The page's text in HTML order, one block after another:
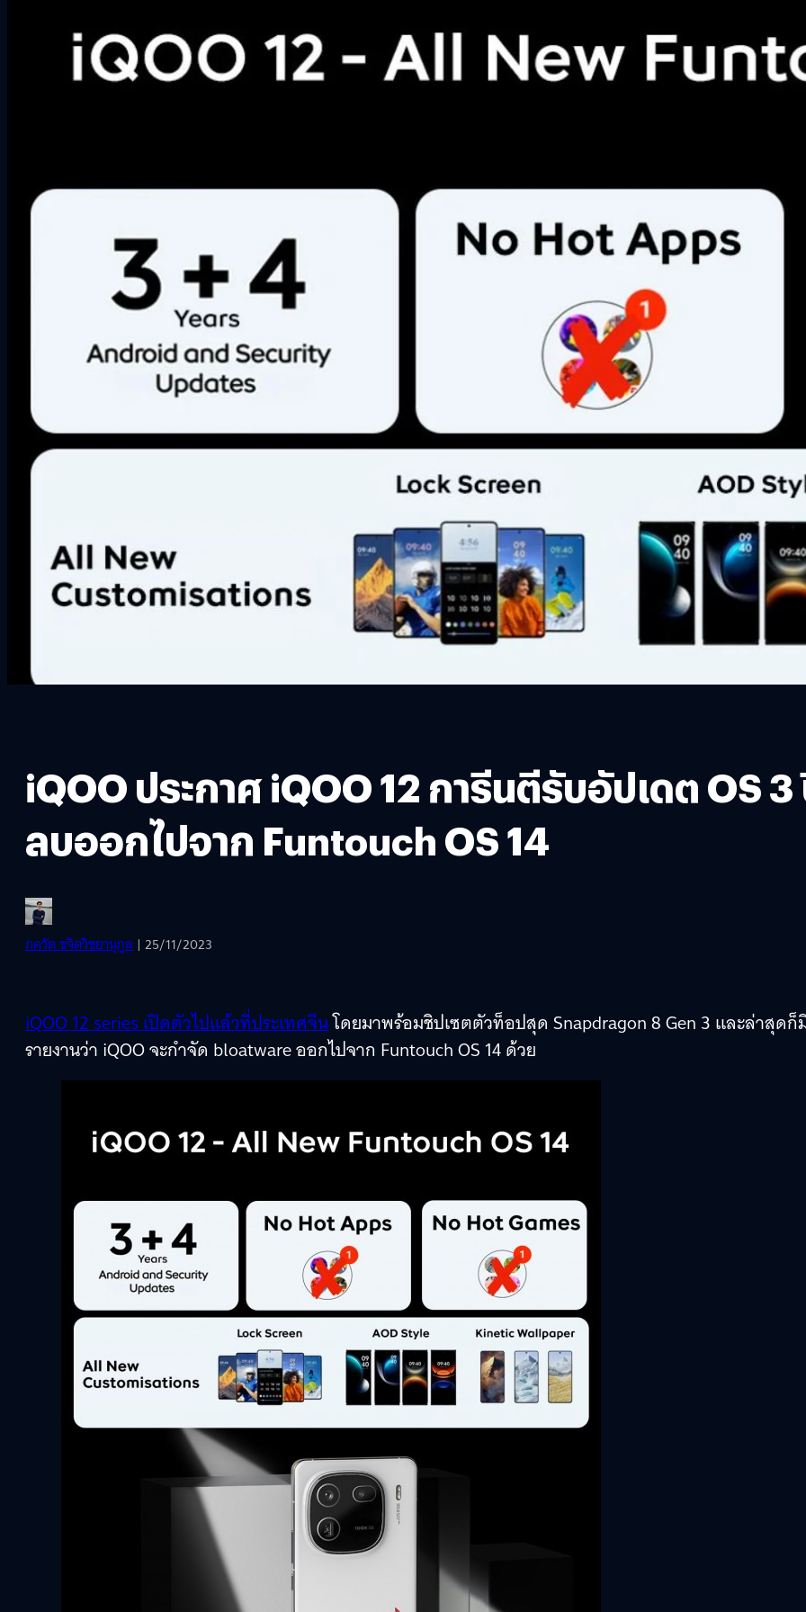
iQOO ประกาศ iQOO 12 การีนตีรับอัปเดต OS
ลบออกไปจาก Funtouch OS 14
ภควัต ขจิตวิชยานุกูล | 25/11/2023
iQOO 12 series เปิดตัวไปแล้วที่ประเทศจีนโดยมาพร้อมชิปเซตตัวท็อปสุด Snapdragon 8 Gen 3 และล่าสุดก็
รายงานว่า iQOO จะกำจัด bloatware ออกไปจาก Funtouch OS 14 ด้วย